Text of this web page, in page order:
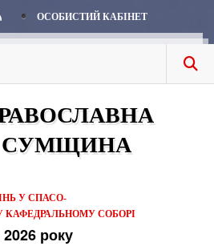
ОСОБИСТИЙ КАБІНЕТ
СУМЩИНА
У СПАСО-
СОБОРІ
року